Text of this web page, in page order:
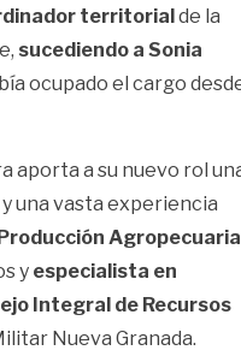
territorialde la
sucediendo a Sonia
ocupado el cargo
aporta a su nuevo rol
y una vasta experiencia
Agropecuaria
y especialista en
Integral de Recursos
Nueva Granada.